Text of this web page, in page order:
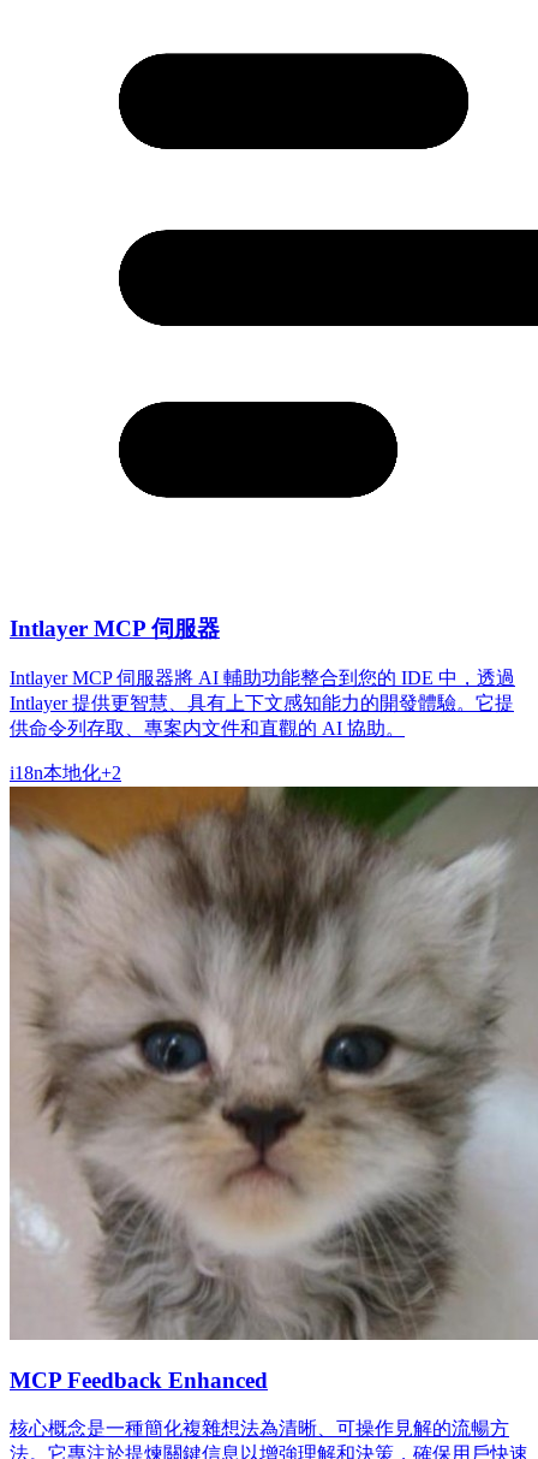
Intlayer MCP 伺服器
Intlayer MCP 伺服器將 AI 輔助功能整合到您的 IDE 中，透過
Intlayer 提供更智慧、具有上下文感知能力的開發體驗。它提
供命令列存取、專案内文件和直觀的 AI 協助。
i18n本地化+2
MCP Feedback Enhanced
核心概念是一種簡化複雜想法為清晰、可操作見解的流暢方
法。它專注於提煉關鍵信息以增強理解和決策，確保用戶快速